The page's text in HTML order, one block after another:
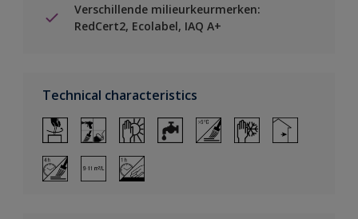
Verschillende milieurkeurmerken:
RedCert2, Ecolabel, IAQ A+
Technical characteristics